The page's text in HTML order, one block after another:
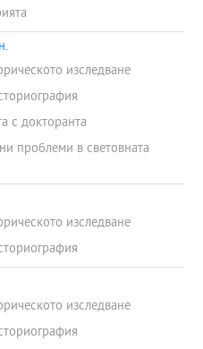
изследване
с докторанта
проблеми в световната
изследване
изследване